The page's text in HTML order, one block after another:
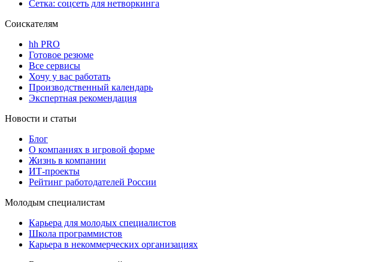
Сетка: соцсеть для нетворкинга
Соискателям
hh PRO
Готовое резюме
Все сервисы
Хочу у вас работать
Производственный календарь
Экспертная рекомендация
Новости и статьи
Блог
О компаниях в игровой форме
Жизнь в компании
ИТ-проекты
Рейтинг работодателей России
Молодым специалистам
Карьера для молодых специалистов
Школа программистов
Карьера в некоммерческих организациях